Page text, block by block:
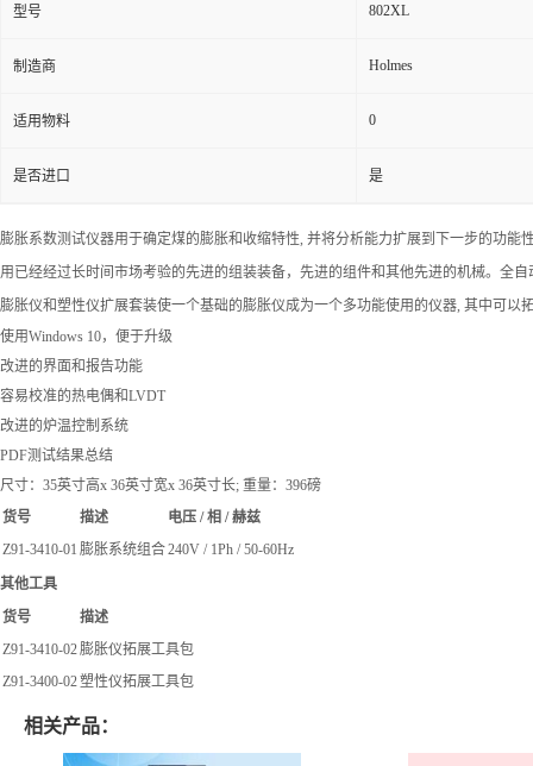
型号 802XL
制造商 Holmes
适用物料 0
是否进口 是
膨胀系数测试仪器用于确定煤的膨胀和收缩特性, 并将分析能力扩展到下一步的功
用已经经过长时间市场考验的先进的组装装备，先进的组件和其他先进的机械。全
膨胀仪和塑性仪扩展套装使一个基础的膨胀仪成为一个多功能使用的仪器, 其中可
使用Windows 10，便于升级
改进的界面和报告功能
容易校准的热电偶和LVDT
改进的炉温控制系统
PDF测试结果总结
尺寸：35英寸高x 36英寸宽x 36英寸长; 重量：396磅
货号
描述
电压 / 相 / 赫兹
Z91-3410-01 膨胀系统组合240V / 1Ph / 50-60Hz
其他工具
货号
描述
Z91-3410-02膨胀仪拓展工具包
Z91-3400-02塑性仪拓展工具包
相关产品：